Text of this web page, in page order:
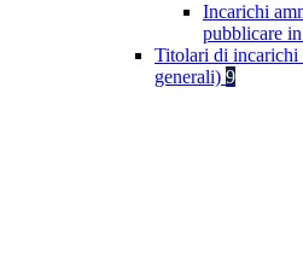
Incarichi
pubblicare
Titolari di
generali) 9